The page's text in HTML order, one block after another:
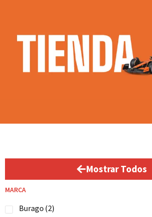
Mostrar Todos
MARCA
Burago (2)